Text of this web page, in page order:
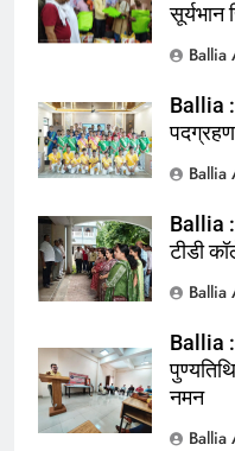
164
165
166
सूर्यभान
Ballia
Ballia :
Ballia
Ballia :
टीडी
Ballia
Ballia :
नमन
Ballia